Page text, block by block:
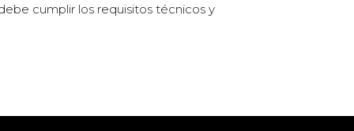
cumplir los requisitos técnicos y